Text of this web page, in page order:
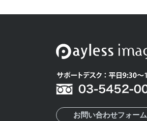
お問い合わせフォーム